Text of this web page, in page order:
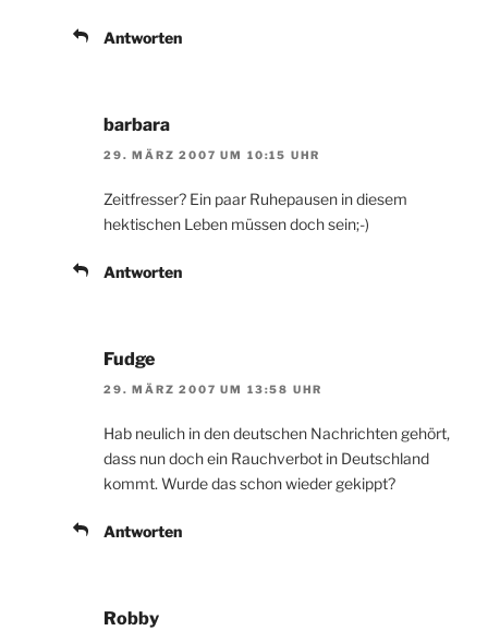
Antworten
barbara
29. MÄRZ 2007 UM 10:15 UHR
Zeitfresser? Ein paar Ruhepausen in diesem
hektischen Leben müssen doch sein;-)
Antworten
Fudge
29. MÄRZ 2007 UM 13:58 UHR
Hab neulich in den deutschen Nachrichten gehört,
dass nun doch ein Rauchverbot in Deutschland
kommt. Wurde das schon wieder gekippt?
Antworten
Robby